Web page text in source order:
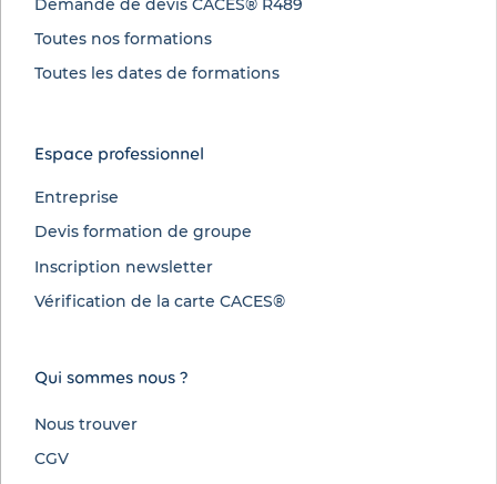
Demande de devis CACES® R489
Toutes nos formations
Toutes les dates de formations
Qui sommes nous ?
Nous trouver
CGV
Espace professionnel
Entreprise
Devis formation de groupe
Inscription newsletter
Vérification de la carte CACES®